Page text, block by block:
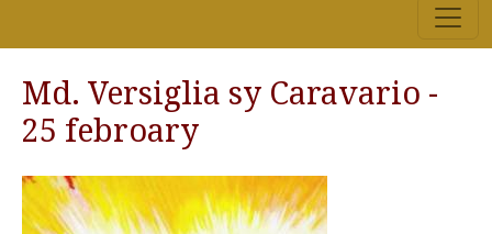
Md. Versiglia sy Caravario -
25 febroary